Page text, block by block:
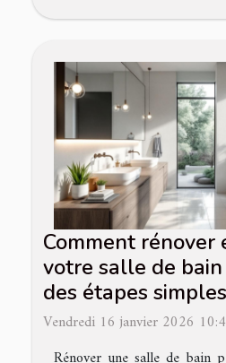
Comment rénover
votre salle de
des étapes
Vendredi 16 janvier 2026